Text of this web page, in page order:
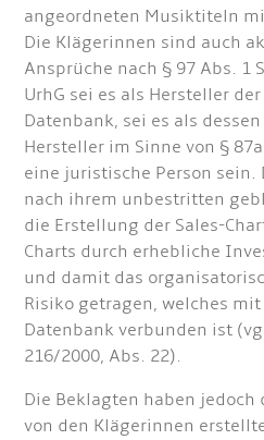
angeordneten Musiktiteln
Die Klägerinnen sind auch
Ansprüche nach § 97 Abs. 1
UrhG sei es als Hersteller
Datenbank, sei es als
Hersteller im Sinne von §
eine juristische Person sein.
nach ihrem unbestritten
die Erstellung der Sales-
Charts durch erhebliche
und damit das
Risiko getragen, welches
Datenbank verbunden ist
216/2000, Abs. 22).
Die Beklagten haben
von den Klägerinnen